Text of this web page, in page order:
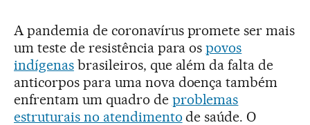
A pandemia de coronavírus promete ser mais
um teste de resistência para ospovos
indígenasbrasileiros, que além da falta de
anticorpos para uma nova doença também
enfrentam um quadro de problemas
estruturais no atendimento de saúde. O